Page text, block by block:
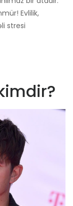
Evlilik,
stresi